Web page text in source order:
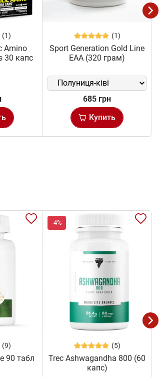
(1)
Amino
30 капс
(1)
Sport Generation Gold Line
EAA (320 грам)
685 грн
Купить
(9)
90 табл
-4%
(5)
Trec Ashwagandha 800 (60
капс)